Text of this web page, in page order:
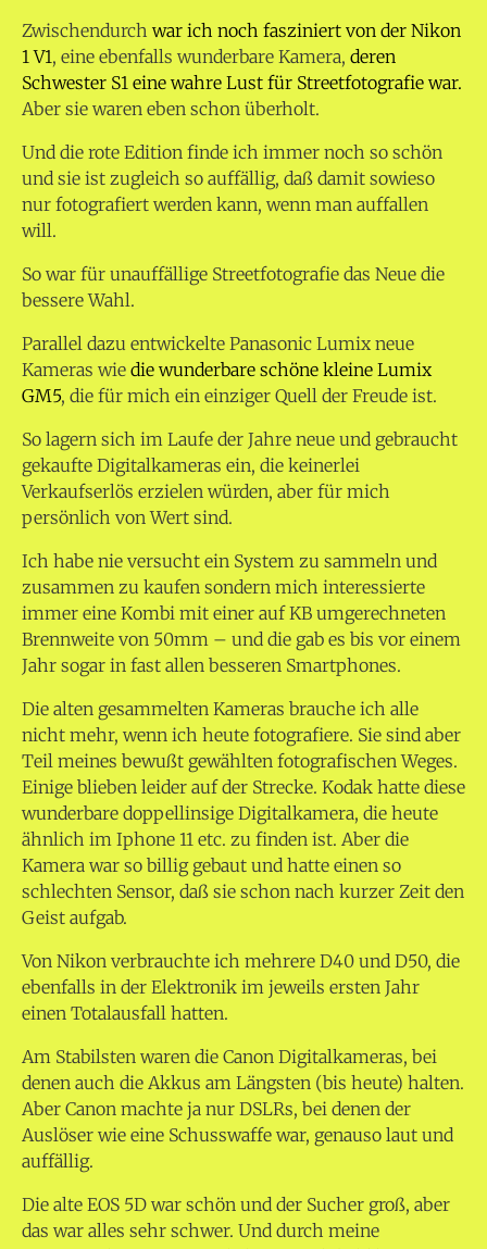
Zwischendurch war ich noch fasziniert von der Nikon
1 V1, eine ebenfalls wunderbare Kamera, deren
Schwester S1 eine wahre Lust für Streetfotografie war.
Aber sie waren eben schon überholt.
Und die rote Edition finde ich immer noch so schön
und sie ist zugleich so auffällig, daß damit sowieso
nur fotografiert werden kann, wenn man auffallen
will.
So war für unauffällige Streetfotografie das Neue die
bessere Wahl.
Parallel dazu entwickelte Panasonic Lumix neue
Kameras wie die wunderbare schöne kleine Lumix
GM5, die für mich ein einziger Quell der Freude ist.
So lagern sich im Laufe der Jahre neue und gebraucht
gekaufte Digitalkameras ein, die keinerlei
Verkaufserlös erzielen würden, aber für mich
persönlich von Wert sind.
Ich habe nie versucht ein System zu sammeln und
zusammen zu kaufen sondern mich interessierte
immer eine Kombi mit einer auf KB umgerechneten
Brennweite von 50mm – und die gab es bis vor einem
Jahr sogar in fast allen besseren Smartphones.
Die alten gesammelten Kameras brauche ich alle
nicht mehr, wenn ich heute fotografiere. Sie sind aber
Teil meines bewußt gewählten fotografischen Weges.
Einige blieben leider auf der Strecke. Kodak hatte diese
wunderbare doppellinsige Digitalkamera, die heute
ähnlich im Iphone 11 etc. zu finden ist. Aber die
Kamera war so billig gebaut und hatte einen so
schlechten Sensor, daß sie schon nach kurzer Zeit den
Geist aufgab.
Von Nikon verbrauchte ich mehrere D40 und D50, die
ebenfalls in der Elektronik im jeweils ersten Jahr
einen Totalausfall hatten.
Am Stabilsten waren die Canon Digitalkameras, bei
denen auch die Akkus am Längsten (bis heute) halten.
Aber Canon machte ja nur DSLRs, bei denen der
Auslöser wie eine Schusswaffe war, genauso laut und
auffällig.
Die alte EOS 5D war schön und der Sucher groß, aber
das war alles sehr schwer. Und durch meine